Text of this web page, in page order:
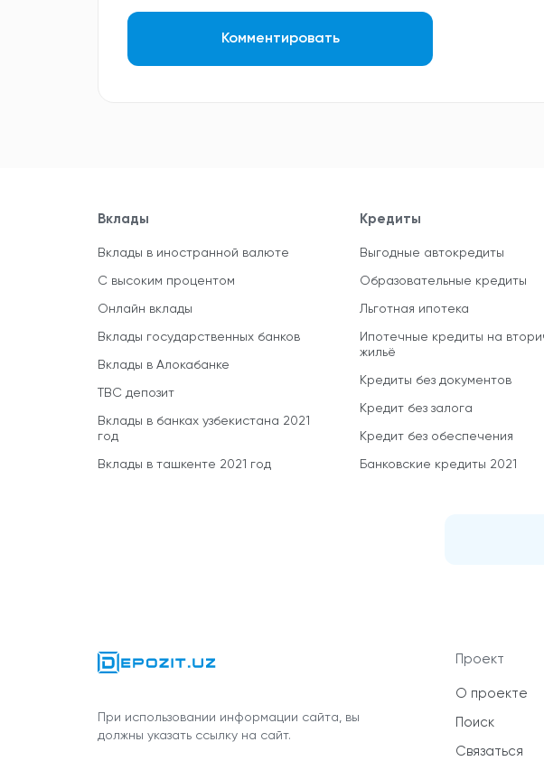
Комментировать
Вклады
Вклады в иностранной валюте
С высоким процентом
Онлайн вклады
Вклады государственных банков
Вклады в Алокабанке
TBC депозит
Вклады в банках узбекистана 2021
год
Вклады в ташкенте 2021 год
Кредиты
Выгодные автокредиты
Образовательные кредиты
Льготная ипотека
Ипотечные кредиты на
жильё
Кредиты без документов
Кредит без залога
Кредит без обеспечения
Банковские кредиты 2021
При использовании информации сайта, вы
должны указать ссылку на сайт.
Проект
О проекте
Поиск
Связаться